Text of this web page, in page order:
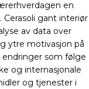
en
gant interiør
av data over
ytre motivasjon på
endringer som følge
og internasjonale
og tjenester i